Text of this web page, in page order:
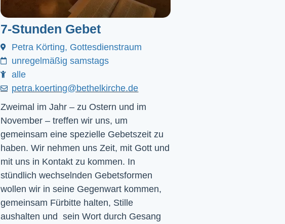
7-Stunden Gebet
Petra Körting, Gottesdienstraum
unregelmäßig samstags
alle
petra.koerting@bethelkirche.de
Zweimal im Jahr – zu Ostern und im
November – treffen wir uns, um
gemeinsam eine spezielle Gebetszeit zu
haben. Wir nehmen uns Zeit, mit Gott und
mit uns in Kontakt zu kommen. In
stündlich wechselnden Gebetsformen
wollen wir in seine Gegenwart kommen,
gemeinsam Fürbitte halten, Stille
aushalten und sein Wort durch Gesang